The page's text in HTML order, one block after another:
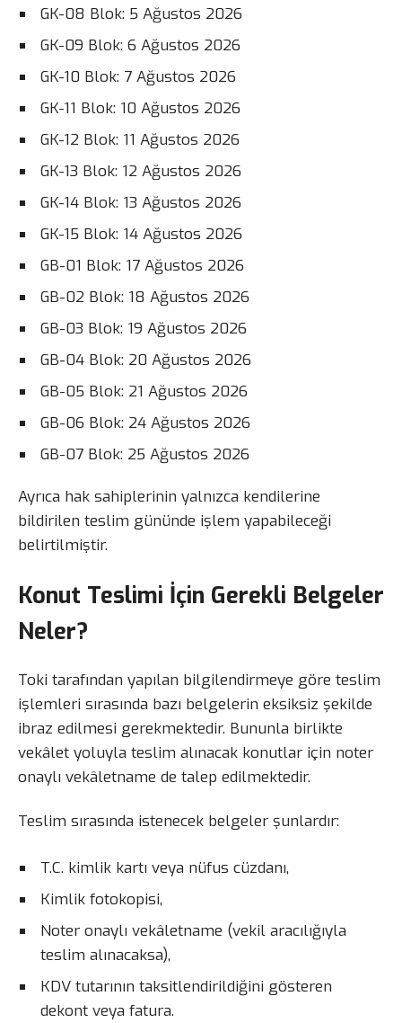
GK-08 Blok: 5 Ağustos 2026
GK-09 Blok: 6 Ağustos 2026
GK-10 Blok: 7 Ağustos 2026
GK-11 Blok: 10 Ağustos 2026
GK-12 Blok: 11 Ağustos 2026
GK-13 Blok: 12 Ağustos 2026
GK-14 Blok: 13 Ağustos 2026
GK-15 Blok: 14 Ağustos 2026
GB-01 Blok: 17 Ağustos 2026
GB-02 Blok: 18 Ağustos 2026
GB-03 Blok: 19 Ağustos 2026
GB-04 Blok: 20 Ağustos 2026
GB-05 Blok: 21 Ağustos 2026
GB-06 Blok: 24 Ağustos 2026
GB-07 Blok: 25 Ağustos 2026
Ayrıca hak sahiplerinin yalnızca kendilerine
bildirilen teslim gününde işlem yapabileceği
belirtilmiştir.
Konut Teslimi İçin Gerekli Belgeler
Neler?
Toki tarafından yapılan bilgilendirmeye göre teslim
işlemleri sırasında bazı belgelerin eksiksiz şekilde
ibraz edilmesi gerekmektedir. Bununla birlikte
vekâlet yoluyla teslim alınacak konutlar için noter
onaylı vekâletname de talep edilmektedir.
Teslim sırasında istenecek belgeler şunlardır:
T.C. kimlik kartı veya nüfus cüzdanı,
Kimlik fotokopisi,
Noter onaylı vekâletname (vekil aracılığıyla
teslim alınacaksa),
KDV tutarının taksitlendirildiğini gösteren
dekont veya fatura.